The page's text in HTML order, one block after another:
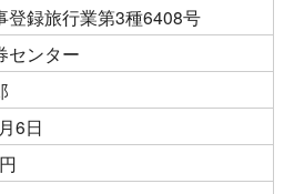
登録旅行業第3種6408号
センター
6日